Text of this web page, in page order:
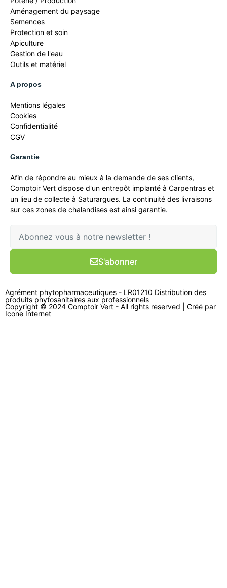
Aménagement du paysage
Semences
Protection et soin
Apiculture
Gestion de l'eau
Outils et matériel
A propos
Mentions légales
Cookies
Confidentialité
CGV
Garantie
Afin de répondre au mieux à la demande de ses clients,
Comptoir Vert dispose d'un entrepôt implanté à Carpentras et
un lieu de collecte à Saturargues. La continuité des livraisons
sur ces zones de chalandises est ainsi garantie.
S'abonner
Agrément phytopharmaceutiques - LR01210 Distribution des
produits phytosanitaires aux professionnels
Copyright © 2024 Comptoir Vert - All rights reserved | Créé par
Icone Internet